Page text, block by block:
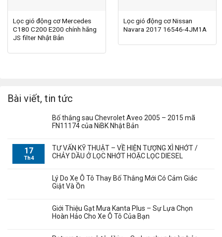
Lọc gió động cơ Mercedes
C180 C200 E200 chính hãng
JS filter Nhật Bản
Lọc gió động cơ Nissan
Navara 2017 16546-4JM1A
Bài viết, tin tức
Bố thắng sau Chevrolet Aveo 2005 – 2015 mã
FN11174 của NiBK Nhật Bản
17
Th4
TƯ VẤN KỸ THUẬT – VỀ HIỆN TƯỢNG XÌ NHỚT /
CHẢY DẦU Ở LỌC NHỚT HOẶC LỌC DIESEL
Lý Do Xe Ô Tô Thay Bố Thắng Mới Có Cảm Giác
Giật Và Ồn
Giới Thiệu Gạt Mưa Kanta Plus – Sự Lựa Chọn
Hoàn Hảo Cho Xe Ô Tô Của Bạn